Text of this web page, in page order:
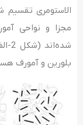
الاستومری تقسیم
مجزا و نواحی
بلورین و آمورف